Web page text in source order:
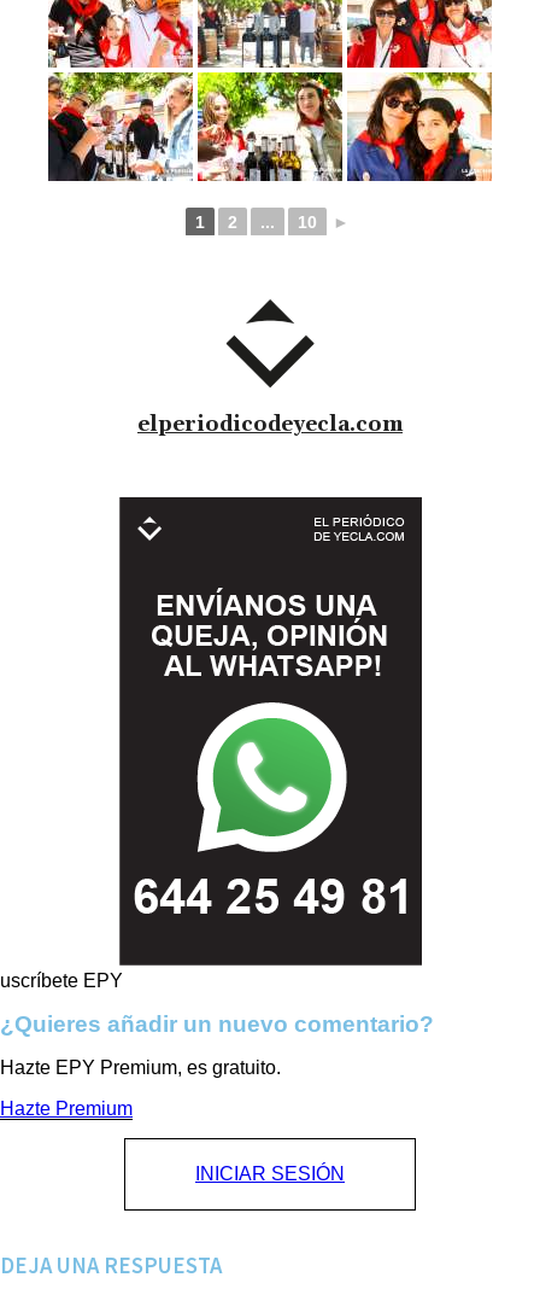
1 2 ... 10 ►
elperiodicodeyecla.com
uscríbete EPY
¿Quieres añadir un nuevo comentario?
Hazte EPY Premium, es gratuito.
Hazte Premium
INICIAR SESIÓN
DEJA UNA RESPUESTA